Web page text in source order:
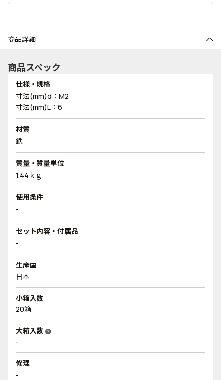
商品詳細
商品スペック
仕様・規格
寸法(mm)d：M2
寸法(mm)L：6
材質
鉄
質量・質量単位
1.44ｋｇ
使用条件
-
セット内容・付属品
-
生産国
日本
小箱入数
20箱
大箱入数 help
-
修理
-